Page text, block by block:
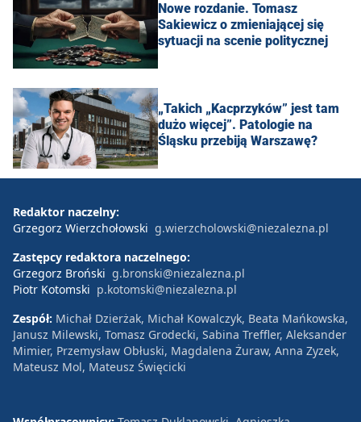
Nowe rozdanie. Tomasz
Sakiewicz o zmieniającej się
sytuacji na scenie politycznej
„Takich „Kacprzyków” jest tam
dużo więcej”. Patologie na
Śląsku przebiją Warszawę?
Redaktor naczelny:
Grzegorz Wierzchołowski g.wierzcholowski@niezalezna.pl
Zastępcy redaktora naczelnego:
Grzegorz Broński g.bronski@niezalezna.pl
Piotr Kotomski p.kotomski@niezalezna.pl
Zespół: Michał Dzierżak, Michał Kowalczyk, Beata Mańkowska,
Janusz Milewski, Tomasz Grodecki, Sabina Treffler, Aleksander
Mimier, Przemysław Obłuski, Magdalena Żuraw, Anna Zyzek,
Mateusz Mol, Mateusz Święcicki